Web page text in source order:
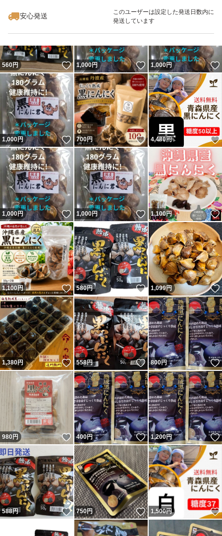
安心発送
このユーザーは設定した発送日数内に
発送しています
560円 いいね！
1,000円 いいね！
1,000円
1,000円 いいね！
700円 いいね！
4,480円
1,000円 いいね！
1,000円 いいね！
1,100円
1,100 円 いいね！
580円 いいね！
1,099円
1,380円 いいね！
558円 いいね！
800円
980円 いいね！
400円 いいね！
1,200円
588円 いいね！
750円 いいね！
1,500円